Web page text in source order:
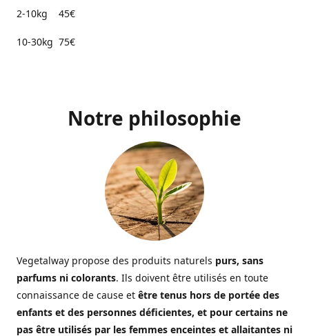
2-10kg 45€
10-30kg 75€
Notre philosophie
Vegetalway propose des produits naturels purs, sans
parfums ni colorants. Ils doivent être utilisés en toute
connaissance de cause et être tenus hors de portée des
enfants et des personnes déficientes, et pour certains ne
pas être utilisés par les femmes enceintes et allaitantes ni